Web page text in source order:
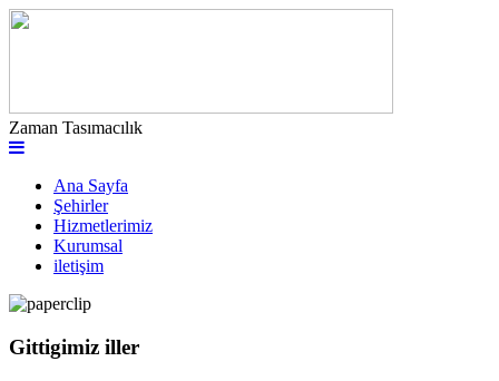
Zaman Tasımacılık
Ana Sayfa
Şehirler
Hizmetlerimiz
Kurumsal
iletişim
Gittigimiz iller